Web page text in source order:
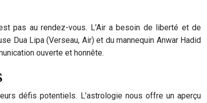
pas au rendez-vous. L’Air a besoin de liberté et de
Dua Lipa (Verseau, Air) et du mannequin Anwar Hadid
ouverte et honnête.
défis potentiels. L’astrologie nous offre un aperçu